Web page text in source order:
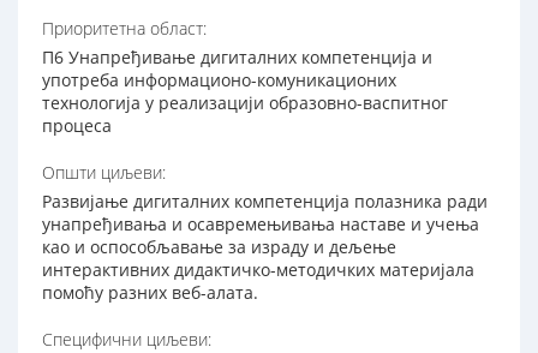
Приоритетна област:
П6 Унапређивање дигиталних компетенција и
употреба информационо-комуникационих
технологија у реализацији образовно-васпитног
процеса
Општи циљеви:
Развијање дигиталних компетенција полазника ради
унапређивања и осавремењивања наставе и учења
као и оспособљавање за израду и дељење
интерактивних дидактичко-методичких материјала
помоћу разних веб-алата.
Специфични циљеви: